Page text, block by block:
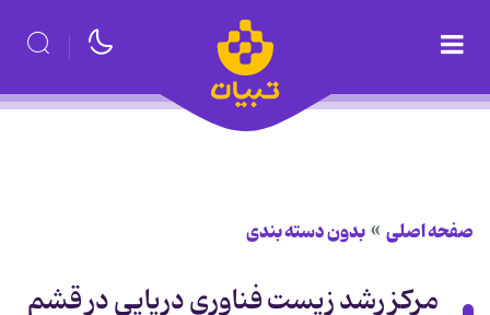
صفحه اصلی بدون دسته بندی
مرکز رشد زیست فناوری دریایی در قشم